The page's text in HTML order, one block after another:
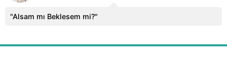
"Alsam mı Beklesem mi?"